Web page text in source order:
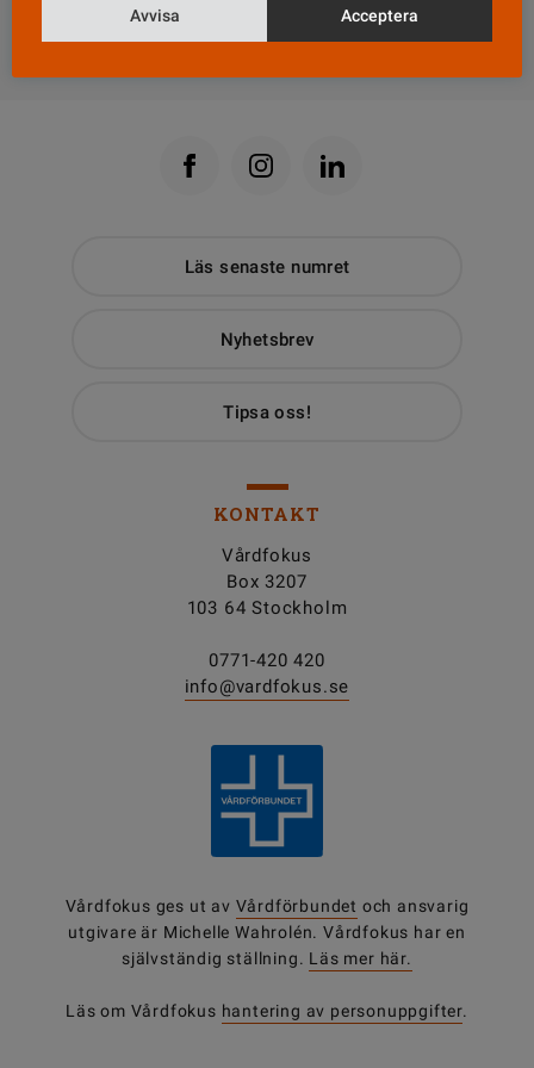
Till Vårdfokus startsida
Läs senaste numret
Nyhetsbrev
Tipsa oss!
KONTAKT
Vårdfokus
Box 3207
103 64 Stockholm
0771-420 420
info@vardfokus.se
Vårdfokus ges ut av Vårdförbundet och ansvarig
utgivare är Michelle Wahrolén. Vårdfokus har en
självständig ställning. Läs mer här.
Läs om Vårdfokus hantering av personuppgifter.
Avvisa Acceptera